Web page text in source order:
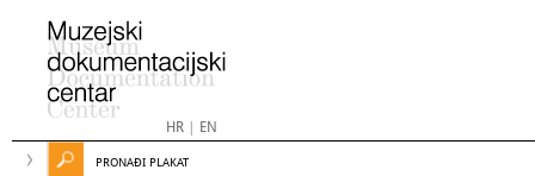
HR| EN
PRONAĐI PLAKAT